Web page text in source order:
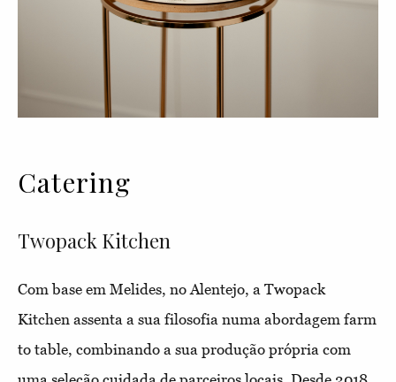
Catering
Twopack Kitchen
Com base em Melides, no Alentejo, a Twopack
Kitchen assenta a sua filosofia numa abordagem farm
to table, combinando a sua produção própria com